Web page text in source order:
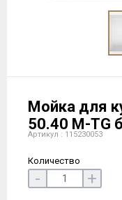
Мойка для
50.40 M-TG
Артикул : 115230053
Количество
- +